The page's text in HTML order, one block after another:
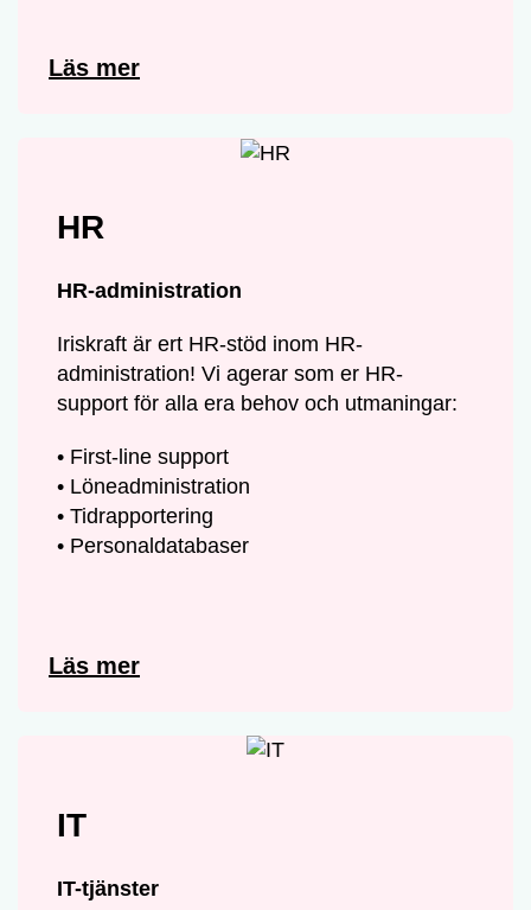
Läs mer
HR
HR-administration
Iriskraft är ert HR-stöd inom HR-
administration! Vi agerar som er HR-
support för alla era behov och utmaningar:
• First-line support
• Löneadministration
• Tidrapportering
• Personaldatabaser
Läs mer
IT
IT-tjänster